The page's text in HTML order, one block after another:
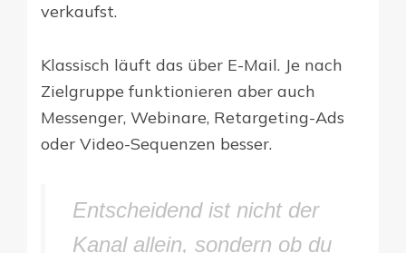
verkaufst.
Klassisch läuft das über E-Mail. Je nach
Zielgruppe funktionieren aber auch
Messenger, Webinare, Retargeting-Ads
oder Video-Sequenzen besser.
Entscheidend ist nicht der
Kanal allein, sondern ob du